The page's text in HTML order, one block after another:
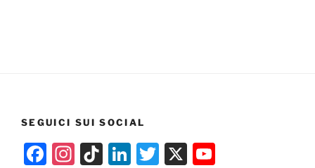
SEGUICI SUI SOCIAL
F
In Ti Li T
X